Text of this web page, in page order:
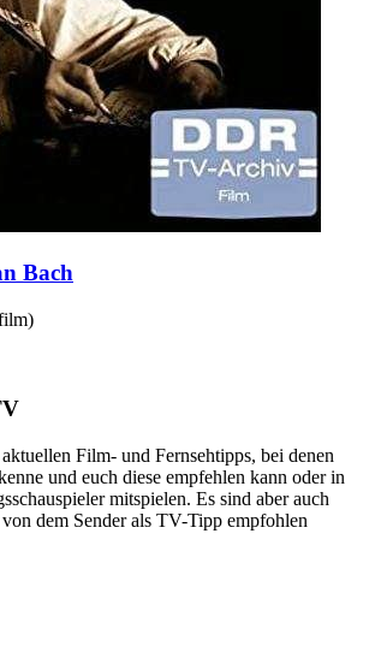
Bach
)
Film- und Fernsehtipps, bei denen
und euch diese empfehlen kann oder in
mitspielen. Es sind aber auch
dem Sender als TV-Tipp empfohlen